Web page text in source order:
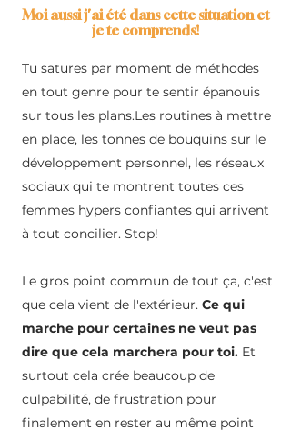
Moi aussi j'ai été dans cette situation et
je te comprends!
Tu satures par moment de méthodes
en tout genre pour te sentir épanouis
sur tous les plans.Les routines à mettre
en place, les tonnes de bouquins sur le
développement personnel, les réseaux
sociaux qui te montrent toutes ces
femmes hypers confiantes qui arrivent
à tout concilier. Stop!
Le gros point commun de tout ça, c'est
que cela vient de l'extérieur. Ce qui
marche pour certaines ne veut pas
dire que cela marchera pour toi. Et
surtout cela crée beaucoup de
culpabilité, de frustration pour
finalement en rester au même point